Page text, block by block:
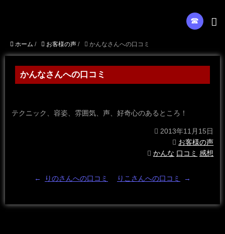
☎︎
ホーム / お客様の声 / かんなさんへの口コミ
かんなさんへの口コミ
テクニック、容姿、雰囲気、声、好奇心のあるところ！
2013年11月15日
お客様の声
かんな 口コミ 感想
← りのさんへの口コミ りこさんへの口コミ →